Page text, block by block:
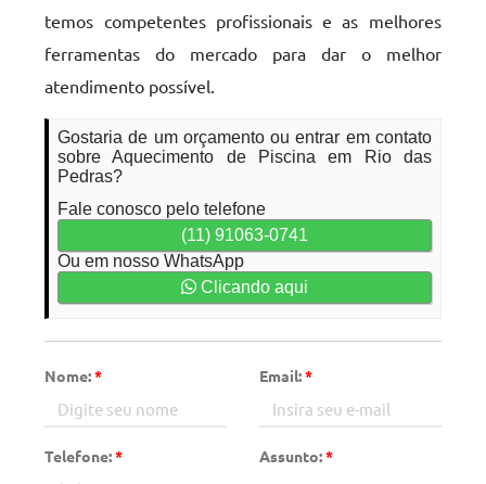
temos competentes profissionais e as melhores
ferramentas do mercado para dar o melhor
atendimento possível.
Gostaria de um orçamento ou entrar em contato
sobre Aquecimento de Piscina em Rio das
Pedras?
Fale conosco pelo telefone
(11) 91063-0741
Ou em nosso WhatsApp
Clicando aqui
Nome:* Email:*
Telefone:* Assunto:*